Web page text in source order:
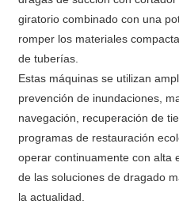
giratorio combinado con una
romper los materiales
de tuberías.
Estas máquinas se utilizan
prevención de inundaciones,
navegación, recuperación de
programas de restauración
operar continuamente con alta
de las soluciones de dragado
la actualidad.